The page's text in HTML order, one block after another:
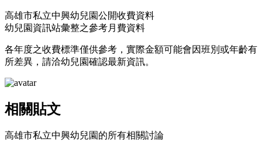
高雄市私立中興幼兒園公開收費資料
幼兒園資訊站彙整之參考月費資料
各年度之收費標準僅供參考，實際金額可能會因班別或年齡有
所差異，請洽幼兒園確認最新資訊。
相關貼文
高雄市私立中興幼兒園的所有相關討論